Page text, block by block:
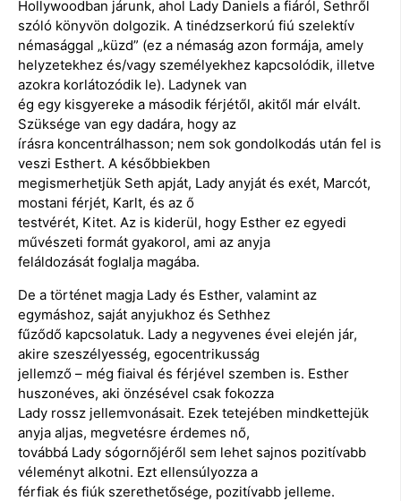
Hollywoodban járunk, ahol Lady Daniels a fiáról, Sethről
szóló könyvön dolgozik. A tinédzserkorú fiú szelektív
némasággal „küzd” (ez a némaság azon formája, amely
helyzetekhez és/vagy személyekhez kapcsolódik, illetve
azokra korlátozódik le). Ladynek van
ég egy kisgyereke a második férjétől, akitől már elvált.
Szüksége van egy dadára, hogy az
írásra koncentrálhasson; nem sok gondolkodás után fel is
veszi Esthert. A későbbiekben
megismerhetjük Seth apját, Lady anyját és exét, Marcót,
mostani férjét, Karlt, és az ő
testvérét, Kitet. Az is kiderül, hogy Esther ez egyedi
művészeti formát gyakorol, ami az anyja
feláldozását foglalja magába.
De a történet magja Lady és Esther, valamint az
egymáshoz, saját anyjukhoz és Sethhez
fűződő kapcsolatuk. Lady a negyvenes évei elején jár,
akire szeszélyesség, egocentrikusság
jellemző – még fiaival és férjével szemben is. Esther
huszonéves, aki önzésével csak fokozza
Lady rossz jellemvonásait. Ezek tetejében mindkettejük
anyja aljas, megvetésre érdemes nő,
továbbá Lady sógornőjéről sem lehet sajnos pozitívabb
véleményt alkotni. Ezt ellensúlyozza a
férfiak és fiúk szerethetősége, pozitívabb jelleme.